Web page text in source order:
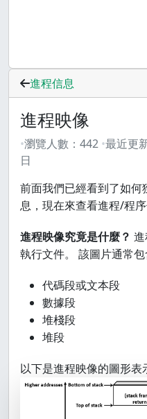
進程信息
進程映像
瀏覽人數： 442 最近更
日
前面我們已經看到了如
息，現在來查看進程/程序
進程映像究竟是什麼？
執行文件。 該圖片通常
代碼段或文本段
數據段
堆棧段
堆段
以下是進程映像的圖形表